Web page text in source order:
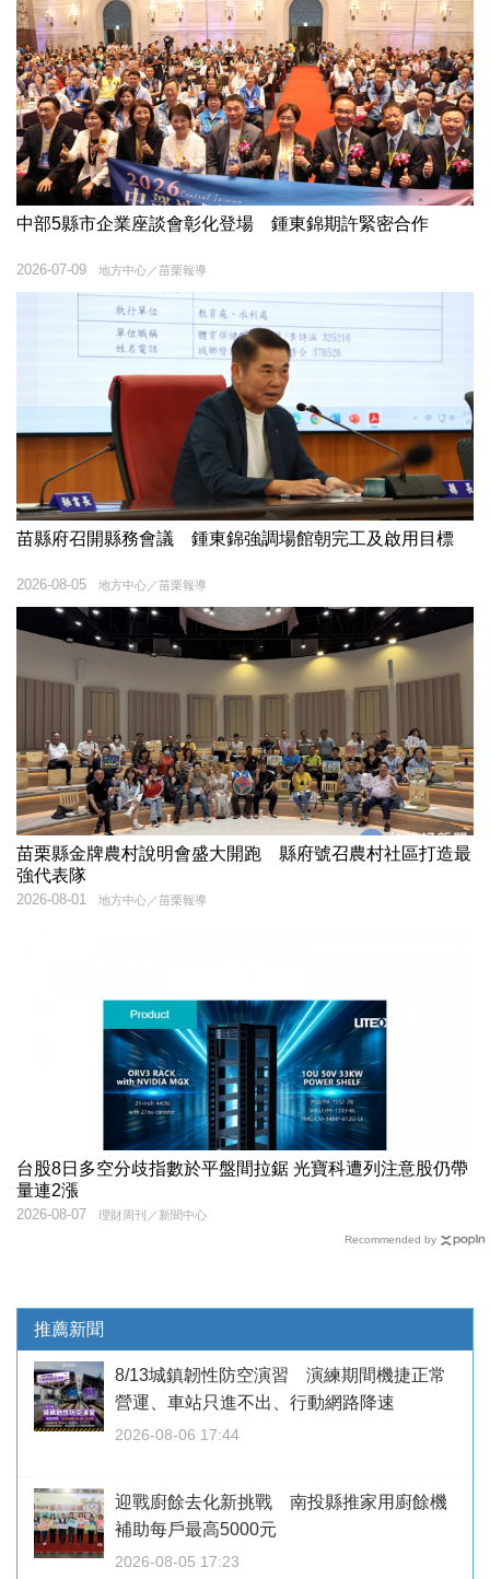
中部5縣市企業座談會彰化登場 鍾東錦期許緊密合作
地方中心／苗栗報導
2026-07-09
苗縣府召開縣務會議 鍾東錦強調場館朝完工及啟用目標
地方中心／苗栗報導
2026-08-05
苗栗縣金牌農村說明會盛大開跑 縣府號召農村社區打造最
強代表隊
地方中心／苗栗報導
2026-08-01
台股8日多空分歧指數於平盤間拉鋸 光寶科遭列注意股仍帶
量連2漲
理財周刊／新聞中心
2026-08-07
Recommended by
推薦新聞
8/13城鎮韌性防空演習 演練期間機捷正常
營運、車站只進不出、行動網路降速
2026-08-06 17:44
迎戰廚餘去化新挑戰 南投縣推家用廚餘機
補助每戶最高5000元
2026-08-05 17:23